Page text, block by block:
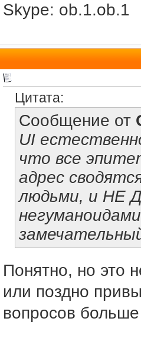
Skype: ob.1.ob.1
Цитата:
Сообщение от
UI
что все
адрес
людьми, и НЕ
Понятно, но это
или поздно
вопросов больше